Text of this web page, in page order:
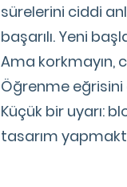
sürelerini ciddi
başarılı. Yeni
Ama korkmayın,
Öğrenme
Küçük bir uyarı:
tasarım